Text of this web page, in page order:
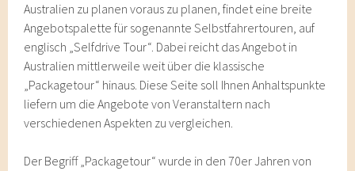
Australien zu planen voraus zu planen, findet eine breite
Angebotspalette für sogenannte Selbstfahrertouren, auf
englisch „Selfdrive Tour“. Dabei reicht das Angebot in
Australien mittlerweile weit über die klassische
„Packagetour“ hinaus. Diese Seite soll Ihnen Anhaltspunkte
liefern um die Angebote von Veranstaltern nach
verschiedenen Aspekten zu vergleichen.
Der Begriff „Packagetour“ wurde in den 70er Jahren von